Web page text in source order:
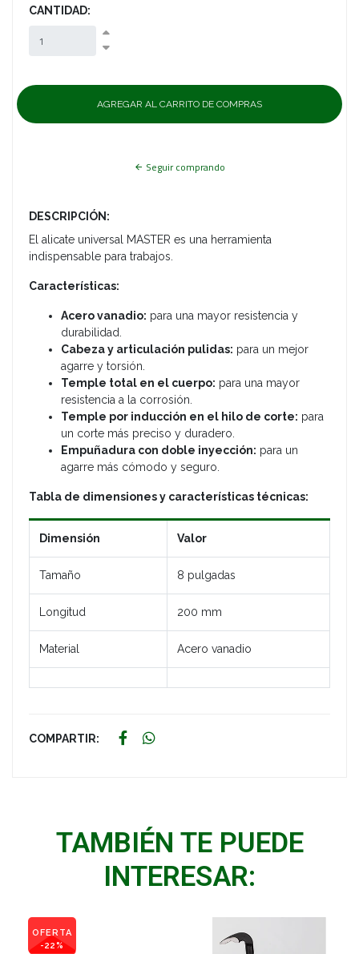
CANTIDAD:
Seguir comprando
DESCRIPCIÓN:
El alicate universal MASTER es una herramienta
indispensable para trabajos.
Características:
Acero vanadio: para una mayor resistencia y
durabilidad.
Cabeza y articulación pulidas: para un mejor
agarre y torsión.
Temple total en el cuerpo: para una mayor
resistencia a la corrosión.
Temple por inducción en el hilo de corte: para
un corte más preciso y duradero.
Empuñadura con doble inyección: para un
agarre más cómodo y seguro.
Tabla de dimensiones y características técnicas:
Dimensión Valor
Tamaño 8 pulgadas
Longitud 200 mm
Material Acero vanadio
COMPARTIR:
TAMBIÉN TE PUEDE
INTERESAR:
OFERTA
-22%